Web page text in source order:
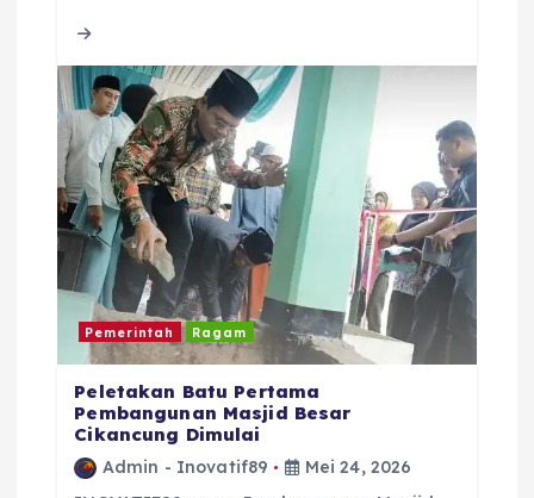
o
k
p
Pemerintah Ragam
Peletakan Batu Pertama
Pembangunan Masjid Besar
Cikancung Dimulai
Admin - Inovatif89
Mei 24, 2026